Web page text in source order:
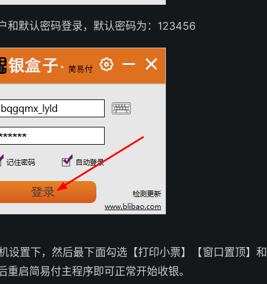
和默认密码登录，默认密码为：123456
设置下，然后最下面勾选【打印小票】【窗口置顶】和
重启简易付主程序即可正常开始收银。